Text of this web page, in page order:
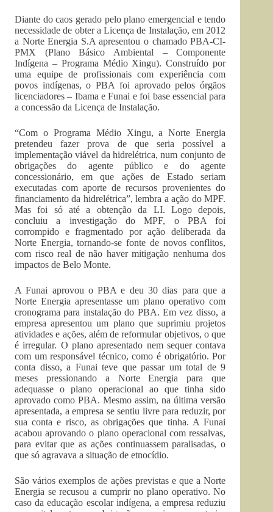
Diante do caos gerado pelo plano emergencial e tendo
necessidade de obter a Licença de Instalação, em 2012
a Norte Energia S.A apresentou o chamado PBA-CI-
PMX (Plano Básico Ambiental – Componente
Indígena – Programa Médio Xingu). Construído por
uma equipe de profissionais com experiência com
povos indígenas, o PBA foi aprovado pelos órgãos
licenciadores – Ibama e Funai e foi base essencial para
a concessão da Licença de Instalação.
“Com o Programa Médio Xingu, a Norte Energia
pretendeu fazer prova de que seria possível a
implementação viável da hidrelétrica, num conjunto de
obrigações do agente público e do agente
concessionário, em que ações de Estado seriam
executadas com aporte de recursos provenientes do
financiamento da hidrelétrica”, lembra a ação do MPF.
Mas foi só até a obtenção da LI. Logo depois,
concluiu a investigação do MPF, o PBA foi
corrompido e fragmentado por ação deliberada da
Norte Energia, tornando-se fonte de novos conflitos,
com risco real de não haver mitigação nenhuma dos
impactos de Belo Monte.
A Funai aprovou o PBA e deu 30 dias para que a
Norte Energia apresentasse um plano operativo com
cronograma para instalação do PBA. Em vez disso, a
empresa apresentou um plano que suprimiu projetos
atividades e ações, além de reformular objetivos, o que
é irregular. O plano apresentado nem sequer contava
com um responsável técnico, como é obrigatório. Por
conta disso, a Funai teve que passar um total de 9
meses pressionando a Norte Energia para que
adequasse o plano operacional ao que tinha sido
aprovado como PBA. Mesmo assim, na última versão
apresentada, a empresa se sentiu livre para reduzir, por
sua conta e risco, as obrigações que tinha. A Funai
acabou aprovando o plano operacional com ressalvas,
para evitar que as ações continuassem paralisadas, o
que só agravava a situação de etnocídio.
São vários exemplos de ações previstas e que a Norte
Energia se recusou a cumprir no plano operativo. No
caso da educação escolar indígena, a empresa reduziu